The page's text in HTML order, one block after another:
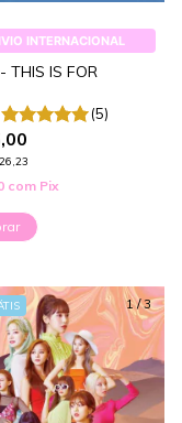
INTERNACIONAL
THIS IS FOR
(5)
com Pix
1/3